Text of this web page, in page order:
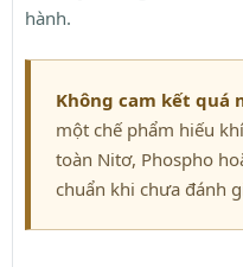
hành.
Không cam kết quá
một chế phẩm hiếu
toàn Nitơ, Phospho
chuẩn khi chưa đánh